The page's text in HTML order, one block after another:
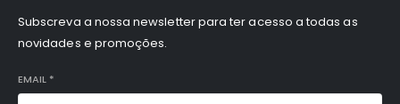
Subscreva a nossa newsletter para ter acesso a todas as
novidades e promoções.
EMAIL *